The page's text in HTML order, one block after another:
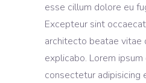
esse cillum dolore eu
Excepteur sint
architecto beatae vitae
explicabo. Lorem
consectetur adipisicing